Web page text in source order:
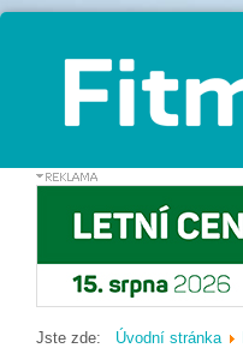
Jste zde: Úvodní stránka